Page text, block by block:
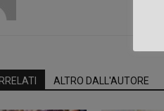
ALTRO DALL'AUTORE